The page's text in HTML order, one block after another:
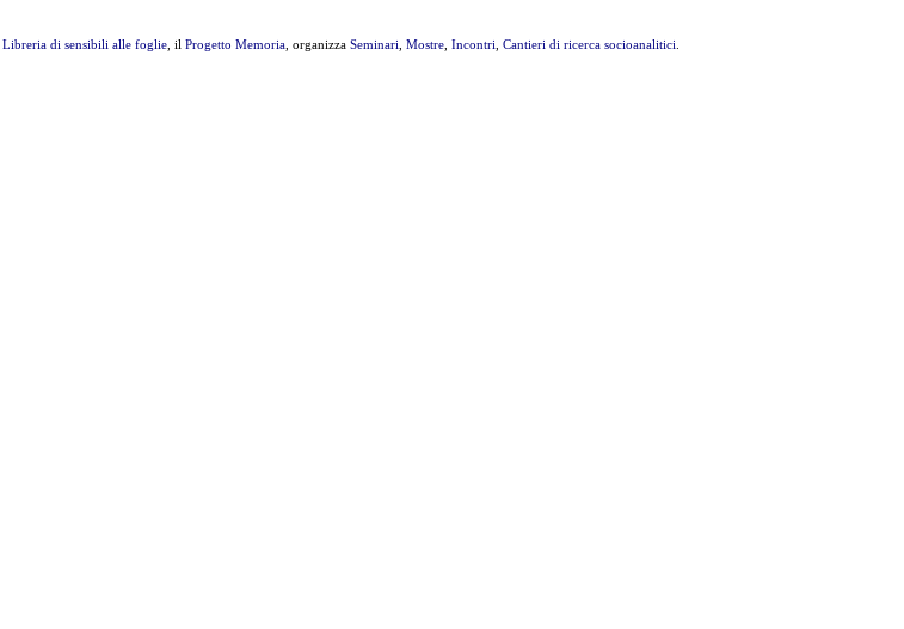
Libreria di sensibili alle foglie , il Progetto Memoria , organizza Seminari Mostre Incontri Cantieri di ricerca socioanalitici